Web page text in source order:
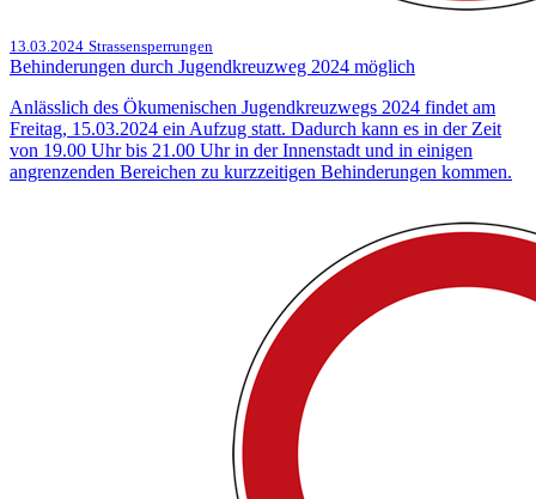
13.03.2024 Strassensperrungen
Behinderungen durch Jugendkreuzweg 2024 möglich
Anlässlich des Ökumenischen Jugendkreuzwegs 2024 findet am
Freitag, 15.03.2024 ein Aufzug statt. Dadurch kann es in der Zeit
von 19.00 Uhr bis 21.00 Uhr in der Innenstadt und in einigen
angrenzenden Bereichen zu kurzzeitigen Behinderungen kommen.